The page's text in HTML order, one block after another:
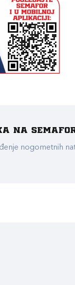
na
nogometnih